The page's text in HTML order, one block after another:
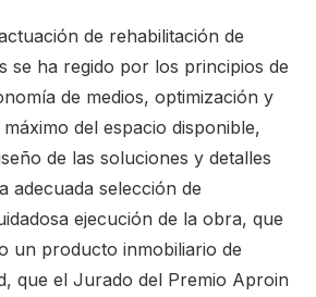
de rehabilitación de
se ha regido por los principios de
de medios, optimización y
del espacio disponible,
de las soluciones y detalles
adecuada selección de
ejecución de la obra, que
un producto inmobiliario de
que el Jurado del Premio Aproin